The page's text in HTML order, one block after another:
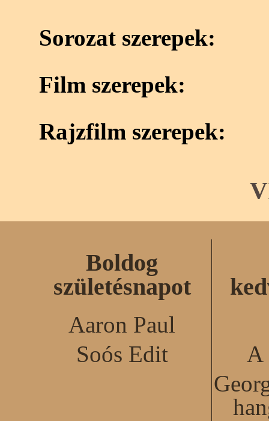
Sorozat szerepek:
Film szerepek:
Rajzfilm szerepek:
Boldog
születésnapot
Aaron Paul
Soós Edit
A